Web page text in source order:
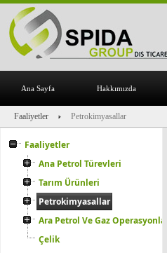
Ana Sayfa Hakkımızda
Faaliyetler Petrokimyasallar
Faaliyetler
Ana Petrol Türevleri
Tarım Ürünleri
Petrokimyasallar
Ara Petrol Ve Gaz Operasyonları
Çelik